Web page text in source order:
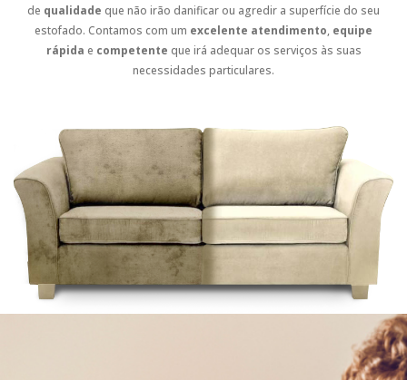
de qualidade que não irão danificar ou agredir a superfície do seu
estofado. Contamos com um excelente atendimento, equipe
rápida e competente que irá adequar os serviços às suas
necessidades particulares.